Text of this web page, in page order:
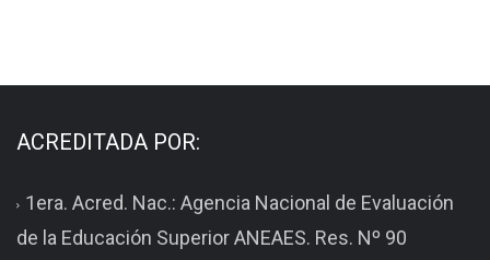
ACREDITADA POR:
1era. Acred. Nac.: Agencia Nacional de Evaluación
de la Educación Superior ANEAES. Res. Nº 90